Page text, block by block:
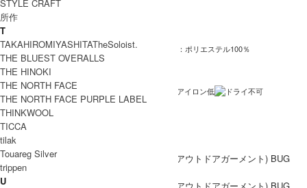
型番
素材 本体：コットン70％ 30％ 別布：ポリエステル100％
生産国
洗濯表記
裏地 / 透け感
STYLE CRAFT
所作
T
TAKAHIROMIYASHITATheSoloist.
THE BLUEST OVERALLS
THE HINOKI
THE NORTH FACE
THE NORTH FACE PURPLE LABEL
THINKWOOL
TICCA
tilak
Touareg Silver
trippen
U